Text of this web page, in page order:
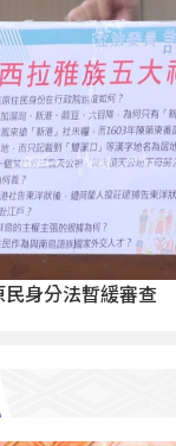
身分法暫緩審查